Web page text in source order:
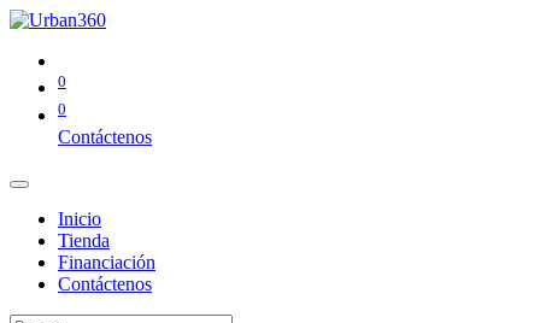
0
0
Contáctenos
Inicio
Tienda
Financiación
Contáctenos